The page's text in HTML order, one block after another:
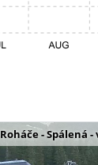
Roháče - Spálená -